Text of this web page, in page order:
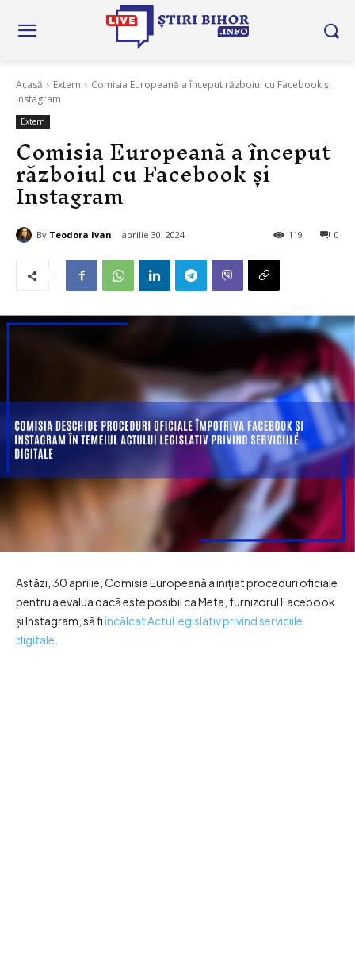
Acasă Extern
Comisia Europeană a început războiul cu Facebook și
Instagram
Extern
Comisia Europeană a început
războiul cu Facebook și
Instagram
By Teodora Ivan aprilie 30, 2024 0
119
Astăzi, 30 aprilie, Comisia Europeană a inițiat proceduri oficiale
pentru a evalua dacă este posibil ca Meta, furnizorul Facebook
și Instagram, să fiîncălcat Actul legislativ privind serviciile
digitale